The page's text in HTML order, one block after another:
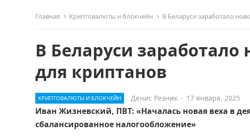
Главная Криптовалюты и блокчейн В Беларуси заработало
В Беларуси
для криптанов
КРИПТОВАЛЮТЫ И БЛОКЧЕЙН Денис Резник · 17 января, 2025
Иван Жизневский, ПВТ: «Началась новая веха в
сбалансированное налогообложение»